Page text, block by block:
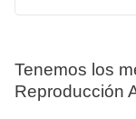
Tenemos los
Reproducción